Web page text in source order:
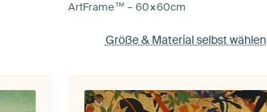
ArtFrame™ –60×60cm
Größe & Material selbst wählen